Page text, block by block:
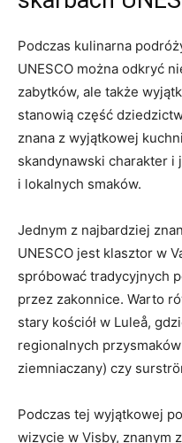
Podczas kulinarna
⁤UNESCO można odkryć
zabytków, ale także
⁤stanowią ‌część
znana ⁤z wyjątkowej
⁢skandynawski charakter i
⁤i ⁤lokalnych ⁣smaków.
Jednym ⁣z najbardziej
UNESCO jest ⁣klasztor w
spróbować‌ tradycyjnych
przez zakonnice. Warto
stary kościół w Luleå,
regionalnych
ziemniaczany) czy
Podczas‍ tej wyjątkowej
wizycie w⁤ Visby, znanym⁤